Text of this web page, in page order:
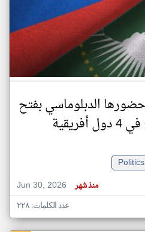
الدبلوماسي بفتح
Politics
Jun 30, 2026
منذ شهر
عدد الكلمات: ٢٢٨